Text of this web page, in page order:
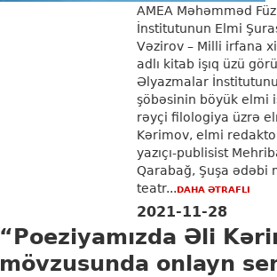
AMEA Məhəmməd
İnstitutunun Elmi
Vəzirov – Milli irfana
adlı kitab işıq üzü
Əlyazmalar
şöbəsinin böyük elmi
rəyçi filologiya üzrə
Kərimov, elmi
yazıçı-publisist
Qarabağ, Şuşa ədəbi
teatr...DAHA ƏTRAFLI
2021-11-28
“Poeziyamızda Əli
mövzusunda onlayn